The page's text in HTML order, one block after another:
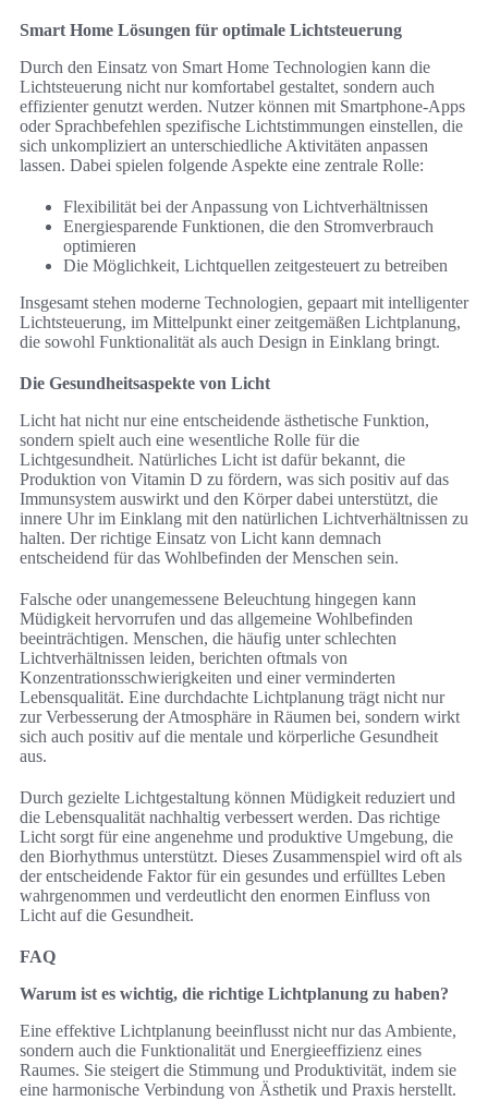
Smart Home Lösungen für optimale Lichtsteuerung
Durch den Einsatz von Smart Home Technologien kann die
Lichtsteuerung nicht nur komfortabel gestaltet, sondern auch
effizienter genutzt werden. Nutzer können mit Smartphone-Apps
oder Sprachbefehlen spezifische Lichtstimmungen einstellen, die
sich unkompliziert an unterschiedliche Aktivitäten anpassen
lassen. Dabei spielen folgende Aspekte eine zentrale Rolle:
Flexibilität bei der Anpassung von Lichtverhältnissen
Energiesparende Funktionen, die den Stromverbrauch
optimieren
Die Möglichkeit, Lichtquellen zeitgesteuert zu betreiben
Insgesamt stehen moderne Technologien, gepaart mit intelligenter
Lichtsteuerung, im Mittelpunkt einer zeitgemäßen Lichtplanung,
die sowohl Funktionalität als auch Design in Einklang bringt.
Die Gesundheitsaspekte von Licht
Licht hat nicht nur eine entscheidende ästhetische Funktion,
sondern spielt auch eine wesentliche Rolle für die
Lichtgesundheit. Natürliches Licht ist dafür bekannt, die
Produktion von Vitamin D zu fördern, was sich positiv auf das
Immunsystem auswirkt und den Körper dabei unterstützt, die
innere Uhr im Einklang mit den natürlichen Lichtverhältnissen zu
halten. Der richtige Einsatz von Licht kann demnach
entscheidend für das Wohlbefinden der Menschen sein.
Falsche oder unangemessene Beleuchtung hingegen kann
Müdigkeit hervorrufen und das allgemeine Wohlbefinden
beeinträchtigen. Menschen, die häufig unter schlechten
Lichtverhältnissen leiden, berichten oftmals von
Konzentrationsschwierigkeiten und einer verminderten
Lebensqualität. Eine durchdachte Lichtplanung trägt nicht nur
zur Verbesserung der Atmosphäre in Räumen bei, sondern wirkt
sich auch positiv auf die mentale und körperliche Gesundheit
aus.
Durch gezielte Lichtgestaltung können Müdigkeit reduziert und
die Lebensqualität nachhaltig verbessert werden. Das richtige
Licht sorgt für eine angenehme und produktive Umgebung, die
den Biorhythmus unterstützt. Dieses Zusammenspiel wird oft als
der entscheidende Faktor für ein gesundes und erfülltes Leben
wahrgenommen und verdeutlicht den enormen Einfluss von
Licht auf die Gesundheit.
FAQ
Warum ist es wichtig, die richtige Lichtplanung zu haben?
Eine effektive Lichtplanung beeinflusst nicht nur das Ambiente,
sondern auch die Funktionalität und Energieeffizienz eines
Raumes. Sie steigert die Stimmung und Produktivität, indem sie
eine harmonische Verbindung von Ästhetik und Praxis herstellt.